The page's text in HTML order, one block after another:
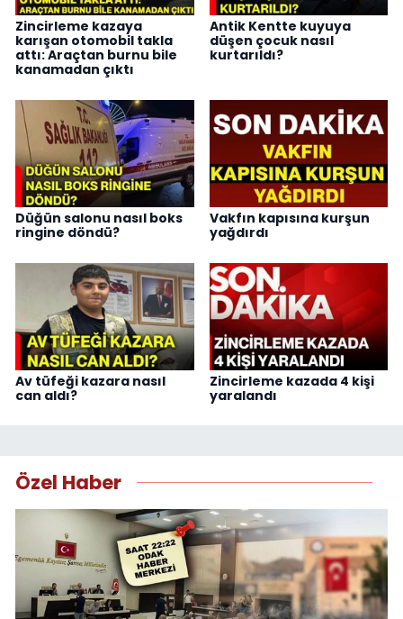
Zincirleme kazaya
karışan otomobil takla
attı: Araçtan burnu bile
kanamadan çıktı
Antik Kentte kuyuya
düşen çocuk nasıl
kurtarıldı?
Düğün salonu nasıl boks
ringine döndü?
Vakfın kapısına kurşun
yağdırdı
Av tüfeği kazara nasıl
can aldı?
Zincirleme kazada 4 kişi
yaralandı
Özel Haber